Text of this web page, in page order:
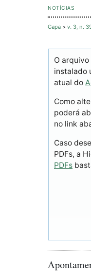
NOTÍCIAS
Capa > v. 3, n.
O
instalado
atual do
Como
poderá
no link
Caso
PDFs, a
PDFs